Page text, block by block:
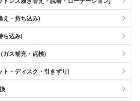
え・持ち込み)
ち込み)
ガス補充・点検)
ト・ディスク・引きずり)